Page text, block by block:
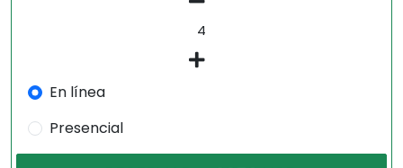
En línea
Presencial